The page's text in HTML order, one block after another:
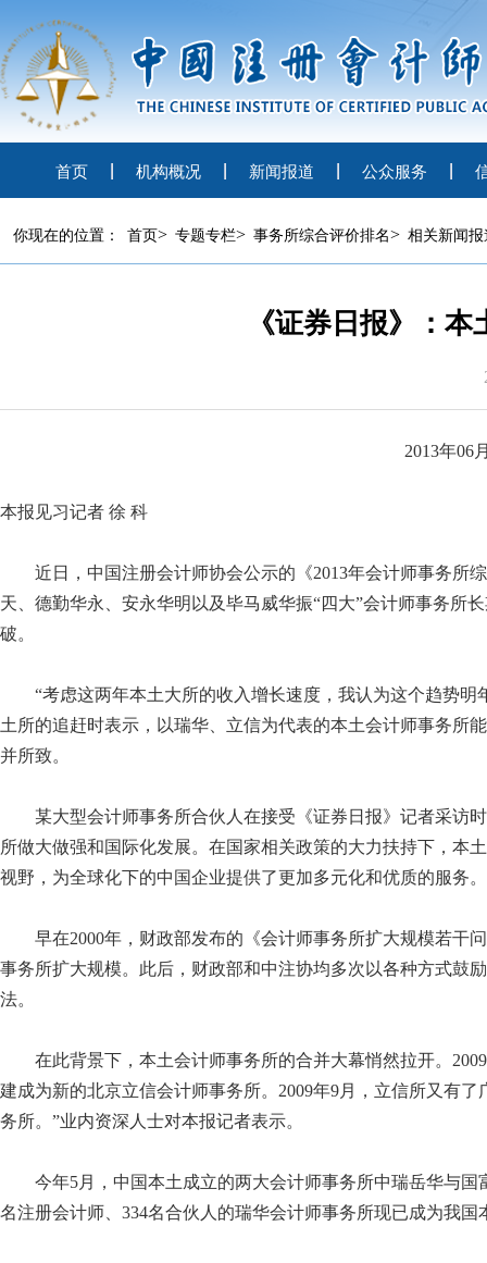
首页 机构概况 新闻报道 公众服务
你现在的位置： 首页> 专题专栏> 事务所综合评价排名> 相关新闻报
《证券日报》：
2013年06
本报见习记者 徐 科
近日，中国注册会计师协会公示的《2013年会计师事务所
天、德勤华永、安永华明以及毕马威华振“四大”会计师事务所
破。
“考虑这两年本土大所的收入增长速度，我认为这个趋势
土所的追赶时表示，以瑞华、立信为代表的本土会计师事务所
并所致。
某大型会计师事务所合伙人在接受《证券日报》记者采访
所做大做强和国际化发展。在国家相关政策的大力扶持下，本
视野，为全球化下的中国企业提供了更加多元化和优质的服务。
早在2000年，财政部发布的《会计师事务所扩大规模若干
事务所扩大规模。此后，财政部和中注协均多次以各种方式鼓
法。
在此背景下，本土会计师事务所的合并大幕悄然拉开。 2009
建成为新的北京立信会计师事务所。 2009年9月，立信所又有了
务所。”业内资深人士对本报记者表示。
今年5月，中国本土成立的两大会计师事务所中瑞岳华与
名注册会计师、 334名合伙人的瑞华会计师事务所现已成为我国